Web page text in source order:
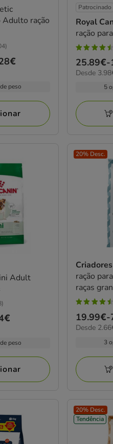
ração
peso
Patrocinado
Royal
ração
4.8
estrelas
com
avaliações
Preço
de
143.26€
25.89€-
3.98€
Desde
5
Adult
peso
20% Desc.
Criadores
ração
raças
4.8
estrelas
com
avaliações
Preço
de
79.98€
19.99€-
2.66€
Desde
3
20% Desc.
Tendência